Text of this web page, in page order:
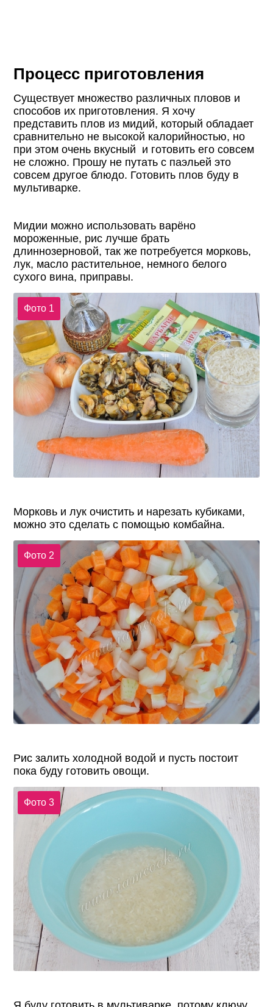
Процесс приготовления
Существует множество различных пловов и
способов их приготовления. Я хочу
представить плов из мидий, который обладает
сравнительно не высокой калорийностью, но
при этом очень вкусный и готовить его совсем
не сложно. Прошу не путать с паэльей это
совсем другое блюдо. Готовить плов буду в
мультиварке.
Мидии можно использовать варёно
мороженные, рис лучше брать
длиннозерновой, так же потребуется морковь,
лук, масло растительное, немного белого
сухого вина, приправы.
Фото 1
Морковь и лук очистить и нарезать кубиками,
можно это сделать с помощью комбайна.
Фото 2
Рис залить холодной водой и пусть постоит
пока буду готовить овощи.
Фото 3